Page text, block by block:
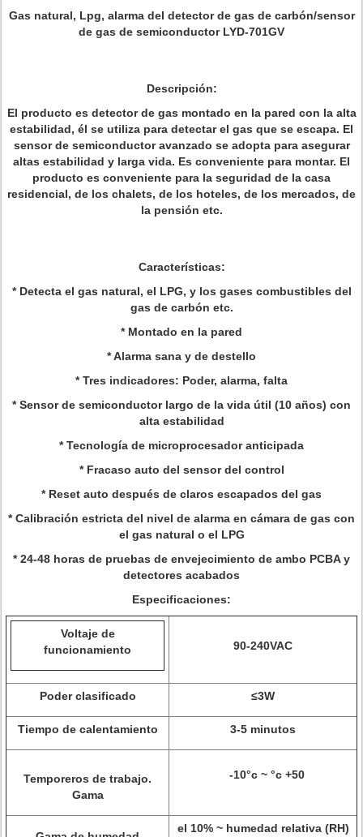
Gas natural, Lpg, alarma del detector de gas de carbón/sensor
de gas de semiconductor LYD-701GV
Descripción:
El producto es detector de gas montado en la pared con la alta
estabilidad, él se utiliza para detectar el gas que se escapa. El
sensor de semiconductor avanzado se adopta para asegurar
altas estabilidad y larga vida. Es conveniente para montar. El
producto es conveniente para la seguridad de la casa
residencial, de los chalets, de los hoteles, de los mercados, de
la pensión etc.
Características:
* Detecta el gas natural, el LPG, y los gases combustibles del
gas de carbón etc.
* Montado en la pared
* Alarma sana y de destello
* Tres indicadores: Poder, alarma, falta
* Sensor de semiconductor largo de la vida útil (10 años) con
alta estabilidad
* Tecnología de microprocesador anticipada
* Fracaso auto del sensor del control
* Reset auto después de claros escapados del gas
* Calibración estricta del nivel de alarma en cámara de gas con
el gas natural o el LPG
* 24-48 horas de pruebas de envejecimiento de ambo PCBA y
detectores acabados
Especificaciones:
Voltaje de
funcionamiento
90-240VAC
Poder clasificado ≤3W
Tiempo de calentamiento 3-5 minutos
Temporeros de trabajo.
Gama
-10°c ~ °c +50
el 10% ~ humedad relativa (RH)